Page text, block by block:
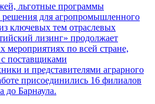
льготные программы
для агропромышленного
ключевых тем отраслевых
лизинг» продолжает
мероприятиях по всей стране,
с поставщиками
и представителями аграрного
присоединились 16 филиалов
до Барнаула.